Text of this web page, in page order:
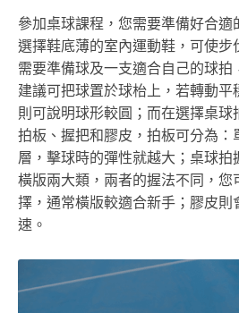
參加桌球課程，您需要準備好合適
選擇鞋底薄的室內運動鞋，可使步
需要準備球及一支適合自己的球拍
建議可把球置於球枱上，若轉動平
則可說明球形較圓；而在選擇桌球
拍板、握把和膠皮，拍板可分為：
層，擊球時的彈性就越大；桌球拍
橫版兩大類，兩者的握法不同，您
擇，通常橫版較適合新手；膠皮則
速。